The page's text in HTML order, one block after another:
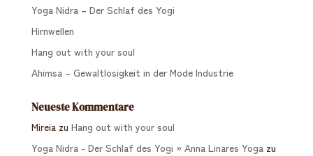
Yoga Nidra – Der Schlaf des Yogi
Hirnwellen
Hang out with your soul
Ahimsa – Gewaltlosigkeit in der Mode Industrie
Neueste Kommentare
Mireiazu Hang out with your soul
Yoga Nidra - Der Schlaf des Yogi » Anna Linares Yogazu